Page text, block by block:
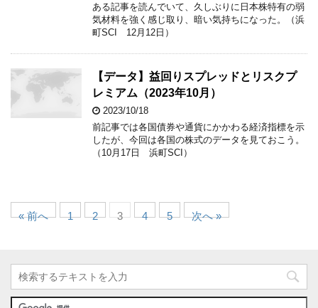
ある記事を読んでいて、久しぶりに日本株特有の弱
気材料を強く感じ取り、暗い気持ちになった。（浜
町SCI 12月12日）
【データ】益回りスプレッドとリスクプ
レミアム（2023年10月）
2023/10/18
前記事では各国債券や通貨にかかわる経済指標を示
したが、今回は各国の株式のデータを見ておこう。
（10月17日 浜町SCI）
« 前へ 1 2 3 4 5 次へ »